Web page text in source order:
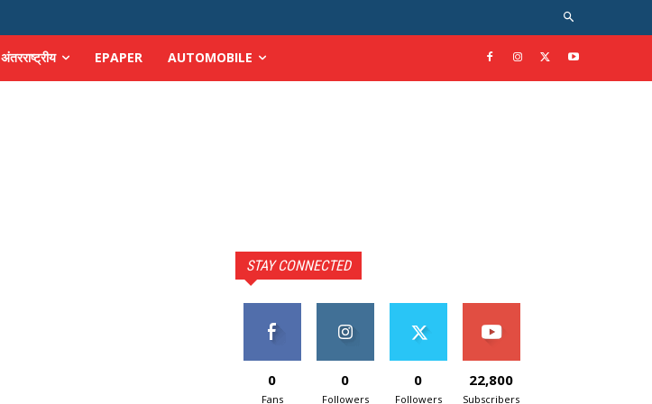
अंतरराष्ट्रीय EPAPER AUTOMOBILE
STAY CONNECTED
0
Fans
0
Followers
0
Followers
22,800
Subscribers